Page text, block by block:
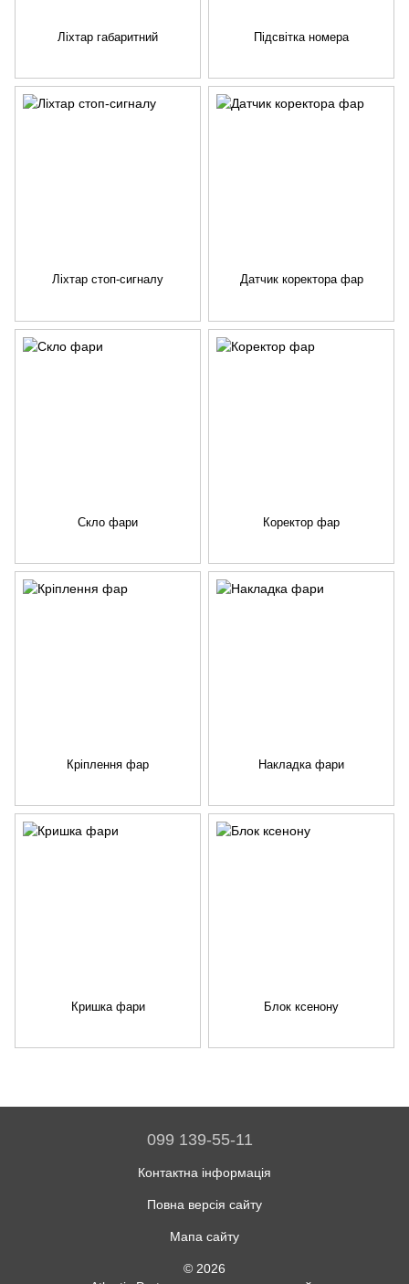
Ліхтар габаритний Підсвітка номера
Ліхтар стоп-сигналу Датчик коректора фар
Скло фари Коректор фар
Кріплення фар Накладка фари
Кришка фари Блок ксенону
099 139-55-11
Контактна інформація
Повна версія сайту
Мапа сайту
© 2026